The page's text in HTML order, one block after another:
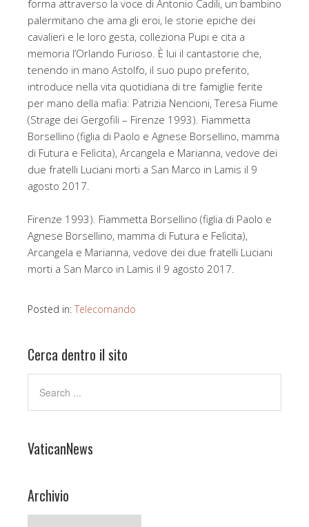
forma attraverso la voce di Antonio Cadili, un bambino
palermitano che ama gli eroi, le storie epiche dei
cavalieri e le loro gesta, colleziona Pupi e cita a
memoria l’Orlando Furioso. È lui il cantastorie che,
tenendo in mano Astolfo, il suo pupo preferito,
introduce nella vita quotidiana di tre famiglie ferite
per mano della mafia: Patrizia Nencioni, Teresa Fiume
(Strage dei Gergofili – Firenze 1993). Fiammetta
Borsellino (figlia di Paolo e Agnese Borsellino, mamma
di Futura e Felìcita), Arcangela e Marianna, vedove dei
due fratelli Luciani morti a San Marco in Lamis il 9
agosto 2017.
Firenze 1993). Fiammetta Borsellino (figlia di Paolo e
Agnese Borsellino, mamma di Futura e Felìcita),
Arcangela e Marianna, vedove dei due fratelli Luciani
morti a San Marco in Lamis il 9 agosto 2017.
Posted in: Telecomando
Cerca dentro il sito
VaticanNews
Archivio